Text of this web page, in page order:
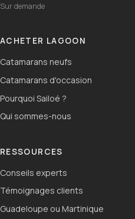
Sur demande
ACHETER LAGOON
Catamarans neufs
Catamarans d'occasion
Pourquoi Sailoé ?
Qui sommes-nous
RESSOURCES
Conseils experts
Témoignages clients
Guadeloupe ou Martinique